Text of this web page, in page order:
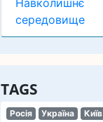
Навколишнє
середовище
TAGS
Росія Україна
Київ